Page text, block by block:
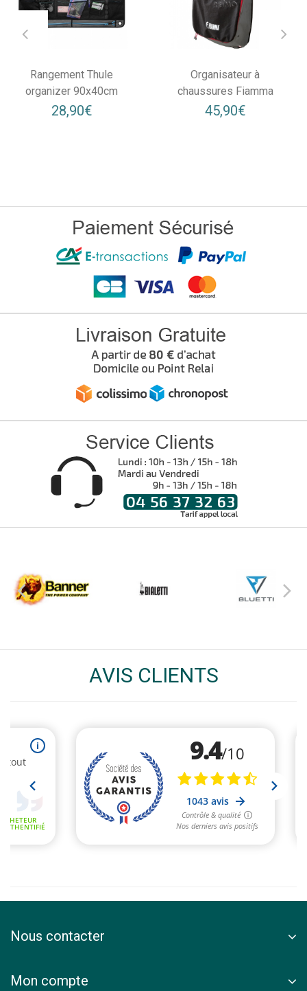
Rangement Thule
organizer 90x40cm
28,90€
Organisateur à
chaussures Fiamma
45,90€
AVIS CLIENTS
Nous contacter
Mon compte